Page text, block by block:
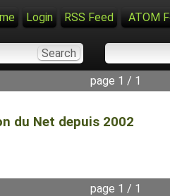
Login RSS Feed ATOM
page 1 / 1
du Net depuis 2002
page 1 / 1